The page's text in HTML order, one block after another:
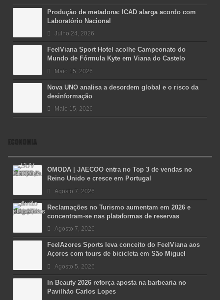
Produção de metadona: ICAD alarga acordo com
Laboratório Nacional
Julho 24, 2026
FeelViana Sport Hotel acolhe Campeonato do
Mundo de Fórmula Kyte em Viana do Castelo
Maio 15, 2026
Nova UNO analisa a desordem global e o risco da
desinformação
Maio 15, 2026
ECONOMIA
OMODA | JAECOO entra no Top 3 de vendas no
Reino Unido e cresce em Portugal
Agosto 7, 2026
Reclamações no Turismo aumentam em 2026 e
concentram-se nas plataformas de reservas
Agosto 7, 2026
FeelAzores Sports leva conceito do FeelViana aos
Açores com tours de bicicleta em São Miguel
Agosto 5, 2026
In Beauty 2026 reforça aposta na barbearia no
Pavilhão Carlos Lopes